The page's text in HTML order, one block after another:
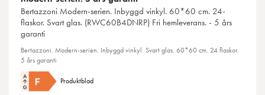
Bertazzoni Modern-serien. Inbyggd vinkyl. 60*60 cm. 24-
flaskor. Svart glas. (RWC60B4DNRP) Fri hemleverans. - 5 års
garanti
Bertazzoni. Modern-serien. Inbyggd vinkyl. Svart glas. 60*60 cm. 24 flaskor.
5 års garanti
Produktblad